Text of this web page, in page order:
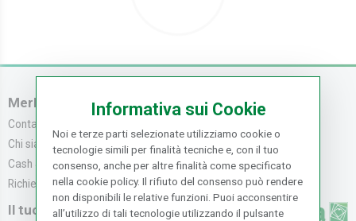
Merlo Carta
Contattaci
Chi siamo
Cash & Carry
Richiedi catalogo
Servizio Clienti
Modalità di Pagame...
Modalità di Spediz...
Resi e Recessi
Il tuo Account
Informativa sui Cookie
Noi e terze parti selezionate utilizziamo cookie o
tecnologie simili per finalità tecniche e, con il tuo
consenso, anche per altre finalità come specificato
nella cookie policy. Il rifiuto del consenso può rendere
non disponibili le relative funzioni. Puoi acconsentire
all’utilizzo di tali tecnologie utilizzando il pulsante